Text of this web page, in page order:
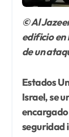
© Al Jazeera El humo se eleva desde un
edificio en
de un
Estados
Israel, se
seguridad